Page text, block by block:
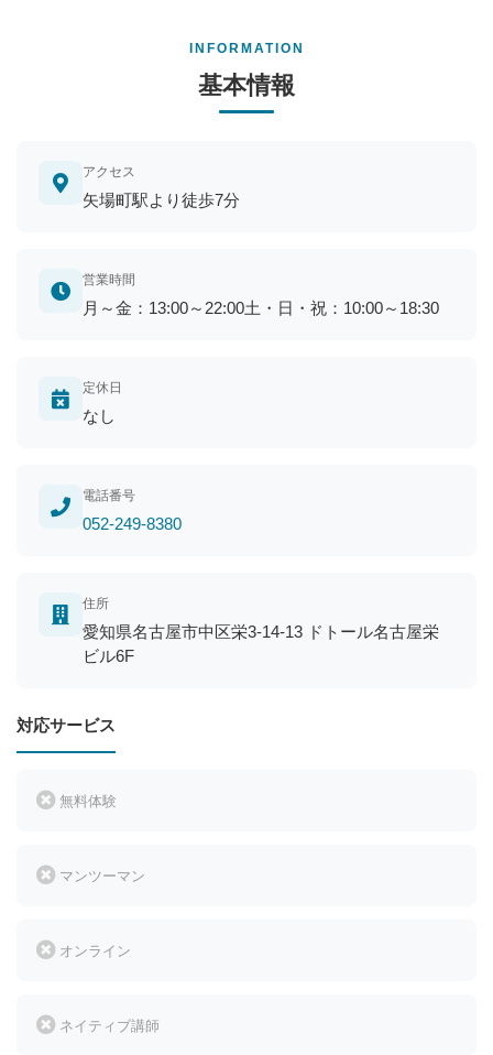
INFORMATION
基本情報
アクセス
矢場町駅より徒歩7分
営業時間
月～金：13:00～22:00土・日・祝：10:00～18:30
定休日
なし
電話番号
052-249-8380
住所
愛知県名古屋市中区栄3-14-13 ドトール名古屋栄
ビル6F
対応サービス
無料体験
マンツーマン
オンライン
ネイティブ講師